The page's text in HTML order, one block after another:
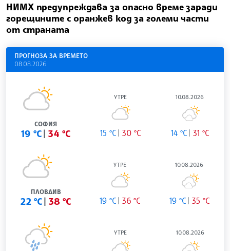
НИМХ предупреждава за опасно време заради
горещините с оранжев код за големи части
от страната
ПРОГНОЗА ЗА ВРЕМЕТО
08.08.2026
СОФИЯ
19 °C 34 °C
УТРЕ
15 °C 30 °C
10.08.2026
14 °C 31 °C
ПЛОВДИВ
22 °C 38 °C
УТРЕ
19 °C 36 °C
10.08.2026
19 °C 35 °C
УТРЕ 10.08.2026